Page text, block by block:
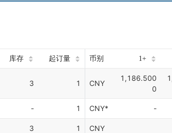
库存 起订量 币别 1+
3 1 CNY
1,186.500
0
- 1 CNY* -
3 1 CNY